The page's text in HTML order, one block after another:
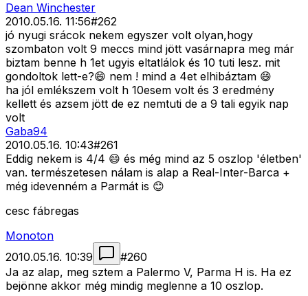
Dean Winchester
2010.05.16. 11:56#262
jó nyugi srácok nekem egyszer volt olyan,hogy
szombaton volt 9 meccs mind jött vasárnapra meg már
biztam benne h 1et ugyis eltatlálok és 10 tuti lesz. mit
gondoltok lett-e?😄 nem ! mind a 4et elhibáztam 😄
ha jól emlékszem volt h 10esem volt és 3 eredmény
kellett és azsem jött de ez nemtuti de a 9 tali egyik nap
volt
Gaba94
2010.05.16. 10:43#261
Eddig nekem is 4/4 😄 és még mind az 5 oszlop 'életben'
van. természetesen nálam is alap a Real-Inter-Barca +
még idevenném a Parmát is 😊
cesc fábregas
Monoton
2010.05.16. 10:39
#260
Ja az alap, meg sztem a Palermo V, Parma H is. Ha ez
bejönne akkor még mindig meglenne a 10 oszlop.